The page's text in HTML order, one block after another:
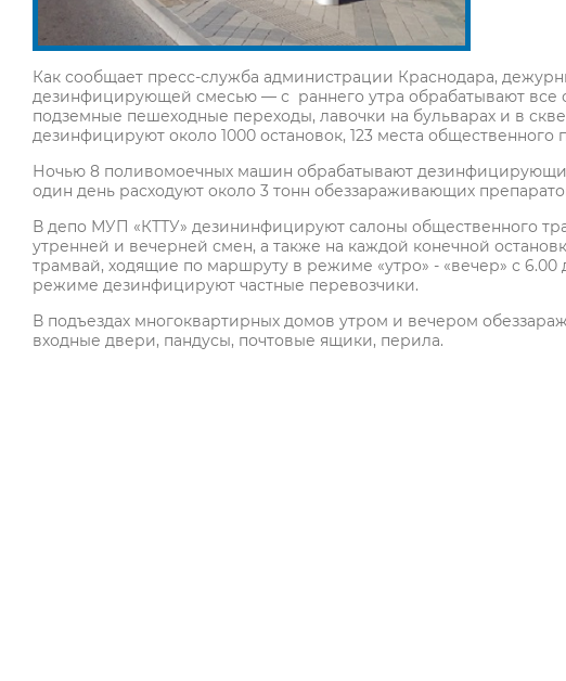
Как сообщает пресс-служба администрации Краснодара,
дезинфицирующей смесью — с раннего утра обрабатывают все
подземные пешеходные переходы, лавочки на бульварах и в
дезинфицируют около 1000 остановок, 123 места общественного
Ночью 8 поливомоечных машин обрабатывают
один день расходуют около 3 тонн обеззараживающих
В депо МУП «КТТУ» дезининфицируют салоны общественного
утренней и вечерней смен, а также на каждой конечной
трамвай, ходящие по маршруту в режиме «утро» - «вечер» с 6.00
режиме дезинфицируют частные перевозчики.
В подъездах многоквартирных домов утром и вечером
входные двери, пандусы, почтовые ящики, перила.